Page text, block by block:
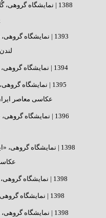
1388 |
نمایشگاه گروهی،
1393 |
نمایشگاه گروهی،
1394 | نمایشگاه
1395 |
نمایشگاه
عکاسی معاصر
1396 |
1398 |
نمایشگاه گروهی،
1398 | نمایشگاه گروهی،
1398 | نمایشگاه
1398 | نمایشگاه گروهی، «شب‌تاب 7»،